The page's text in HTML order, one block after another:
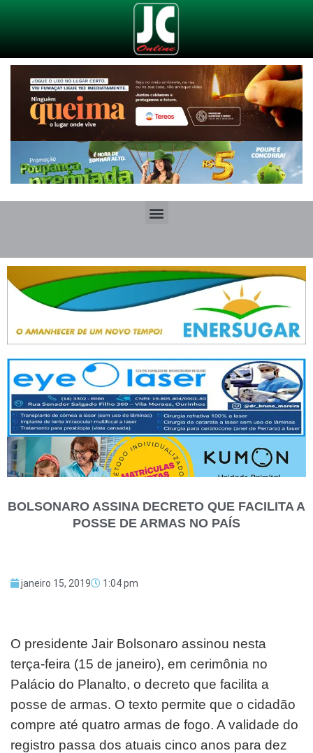
BOLSONARO ASSINA DECRETO QUE FACILITA A
POSSE DE ARMAS NO PAÍS
janeiro 15, 2019 1:04 pm
O presidente Jair Bolsonaro assinou nesta
terça-feira (15 de janeiro), em cerimônia no
Palácio do Planalto, o decreto que facilita a
posse de armas. O texto permite que o cidadão
compre até quatro armas de fogo. A validade do
registro passa dos atuais cinco anos para dez